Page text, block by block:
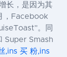
长，是因为其
，Facebook
。同
Super Smash
,ins 买 粉,ins